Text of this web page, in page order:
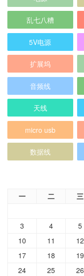
乱七八糟
5V电源
扩展坞
音频线
天线
micro usb
数据线
一 二 三
3
4 5
10
11 12
17
18 19
24
25 26